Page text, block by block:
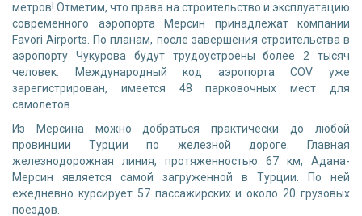
метров! Отметим, что права на строительство и эксплуатацию
современного аэропорта Мерсин принадлежат компании
Favori Airports. По планам, после завершения строительства в
аэропорту Чукурова будут трудоустроены более 2 тысяч
человек. Международный код аэропорта COV уже
зарегистрирован, имеется 48 парковочных мест для
самолетов.
Из Мерсина можно добраться практически до любой
провинции Турции по железной дороге. Главная
железнодорожная линия, протяженностью 67 км, Адана-
Мерсин является самой загруженной в Турции. По ней
ежедневно курсирует 57 пассажирских и около 20 грузовых
поездов.